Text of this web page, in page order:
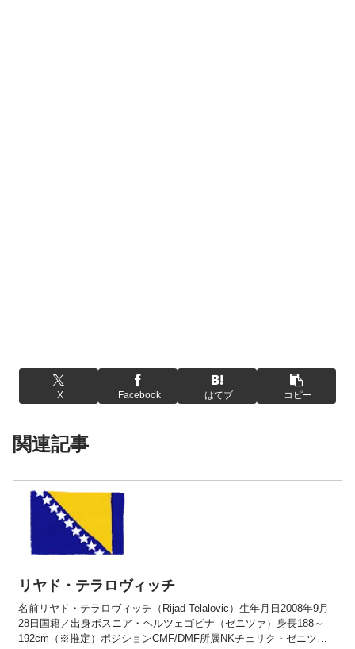
X Facebook はてブ コピー
関連記事
リヤド・テラロヴィッチ
名前リヤド・テラロヴィッチ（Rijad Telalovic）生年月日2008年9月
28日国籍／出身ボスニア・ヘルツェゴビナ（ゼニツァ）身長188～
192cm（※推定）ポジションCMF/DMF所属NKチェリク・ゼニツァ